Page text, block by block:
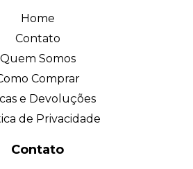
Home
Contato
Quem Somos
Comprar
e Devoluções
de Privacidade
Contato